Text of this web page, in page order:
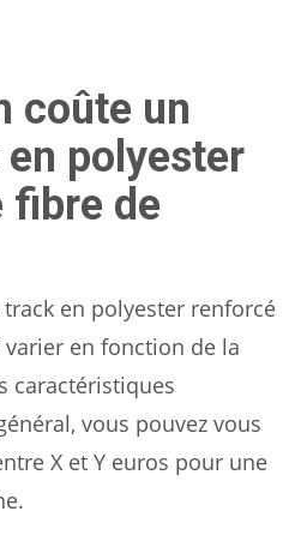
coûte un
polyester
fibre de
track en polyester renforcé
en fonction de la
caractéristiques
vous pouvez vous
X et Y euros pour une